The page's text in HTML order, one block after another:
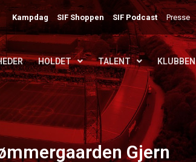
Kampdag SIF Shoppen SIF Podcast Presse
HOLDET TALENT KLUBBEN
Gjern